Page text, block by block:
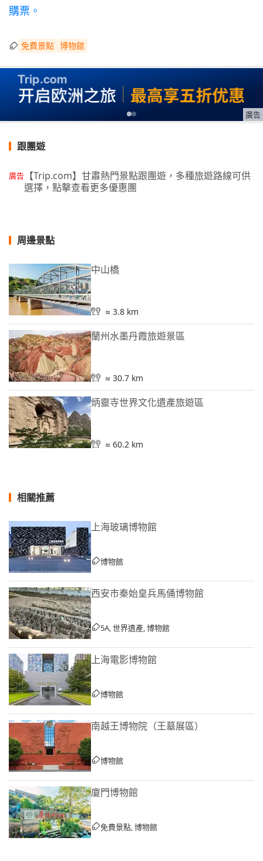
購票。
免費景點 博物館
廣告
跟團遊
廣告 【Trip.com】甘肅熱門景點跟團遊，多種旅遊路線可供
選擇，點擊查看更多優惠團
周邊景點
中山橋
≈ 3.8 km
蘭州水墨丹霞旅遊景區
≈ 30.7 km
炳靈寺世界文化遺產旅遊區
≈ 60.2 km
相關推薦
上海玻璃博物館
博物館
西安市秦始皇兵馬俑博物館
5A, 世界遺產, 博物館
上海電影博物館
博物館
南越王博物院（王墓展區）
博物館
廈門博物館
免費景點, 博物館